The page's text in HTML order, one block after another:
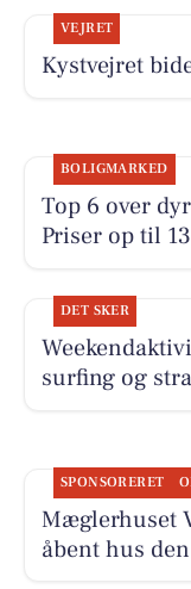
VEJRET
Kystvejret
BOLIGMARKED
Top 6 over
Priser op til
DET SKER
surfing og
SPONSORERET
Mæglerhuset
åbent hus